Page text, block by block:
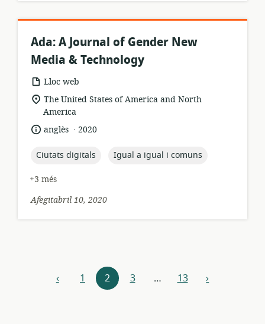
Ada: A Journal of Gender New
Media & Technology
format
dels
recursos:
Lloc web
ubicació
rellevant:
The United States of America and North
America
idioma:
anglès .
data
publicació:
2020
topic:
Ciutats digitals topic:
Igual a igual i comuns
+3 més
Afegitabril 10, 2020
Explora
‹anterior
1 2 3 … 13 següent
›